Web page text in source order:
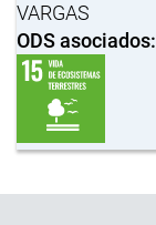
VARGAS
ODS asociados: